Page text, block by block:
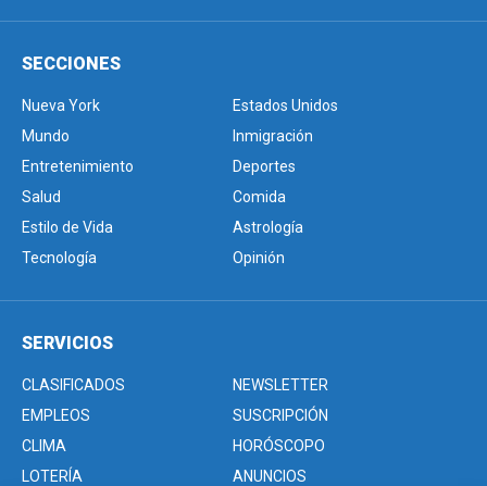
SECCIONES
Nueva York
Estados Unidos
Mundo
Inmigración
Entretenimiento
Deportes
Salud
Comida
Estilo de Vida
Astrología
Tecnología
Opinión
SERVICIOS
CLASIFICADOS
NEWSLETTER
EMPLEOS
SUSCRIPCIÓN
CLIMA
HORÓSCOPO
LOTERÍA
ANUNCIOS